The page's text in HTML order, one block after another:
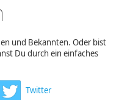
und Bekannten. Oder bist
Du durch ein einfaches
Twitter